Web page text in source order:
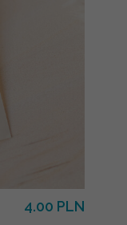
4.00 PLN